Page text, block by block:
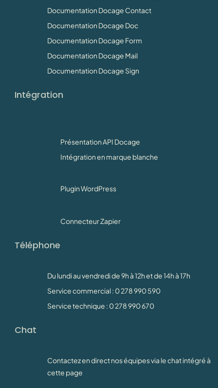
Documentation Docage Contact
Documentation Docage Doc
Documentation Docage Form
Documentation Docage Mail
Documentation Docage Sign
Intégration
Présentation API Docage
Intégration en marque blanche
Plugin WordPress
Connecteur Zapier
Téléphone
Du lundi au vendredi de 9h à 12h et de 14h à 17h
Service commercial : 0 278 990 590
Service technique : 0 278 990 670
Chat
Contactez en direct nos équipes via le chat intégré à
cette page